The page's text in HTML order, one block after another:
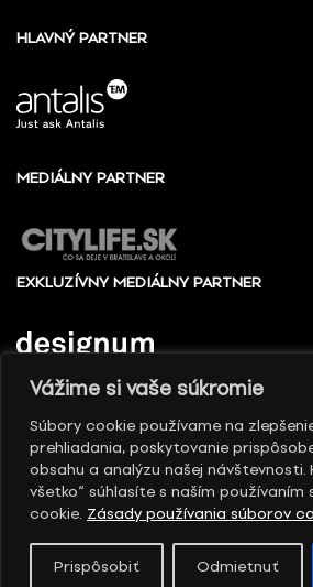
Vážime si vaše súkromie
Súbory cookie používame na
prehliadania, poskytovanie
obsahu a analýzu našej návštevnosti.
všetko“ súhlasíte s naším používaním
cookie. Zásady používania súborov
Prispôsobiť Odmietnuť
HLAVNÝ PARTNER
MEDIÁLNY PARTNER
EXKLUZÍVNY MEDIÁLNY PARTNER
© 2010 - 2026 Slovenské centrum
práva vyhradené